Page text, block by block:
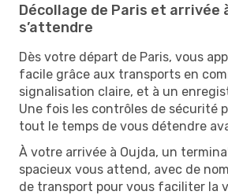
Décollage de Paris et arrivée
s’attendre
Dès votre départ de Paris, vous
facile grâce aux transports en
signalisation claire, et à un
Une fois les contrôles de sécurité
tout le temps de vous détendre
À votre arrivée à Oujda, un
spacieux vous attend, avec de
de transport pour vous faciliter la